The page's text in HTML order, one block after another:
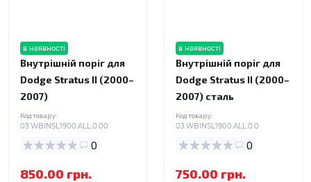
в наявності
Внутрішній поріг для
Dodge Stratus II (2000–
2007)
Код товару:
03.WBINSL1900.ALL.0.00
0
850.00 грн.
в наявності
Внутрішній поріг для
Dodge Stratus II (2000–
2007) сталь
Код товару:
03.WBINSL1900.ALL.0.0
0
750.00 грн.